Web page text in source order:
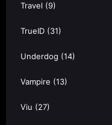
Travel (9)
TrueID (31)
Underdog (14)
Vampire (13)
Viu (27)